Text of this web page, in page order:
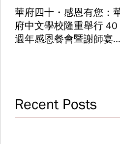
華府四十・感恩有您：
府中文學校隆重舉行 40
週年感恩餐會暨謝師宴
Recent Posts